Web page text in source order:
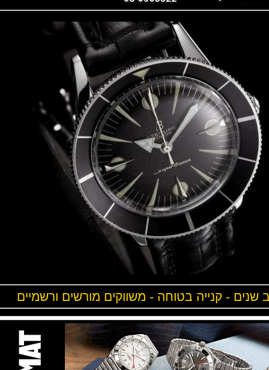
- קנייה בטוחה - משווקים מורשים ורשמיים